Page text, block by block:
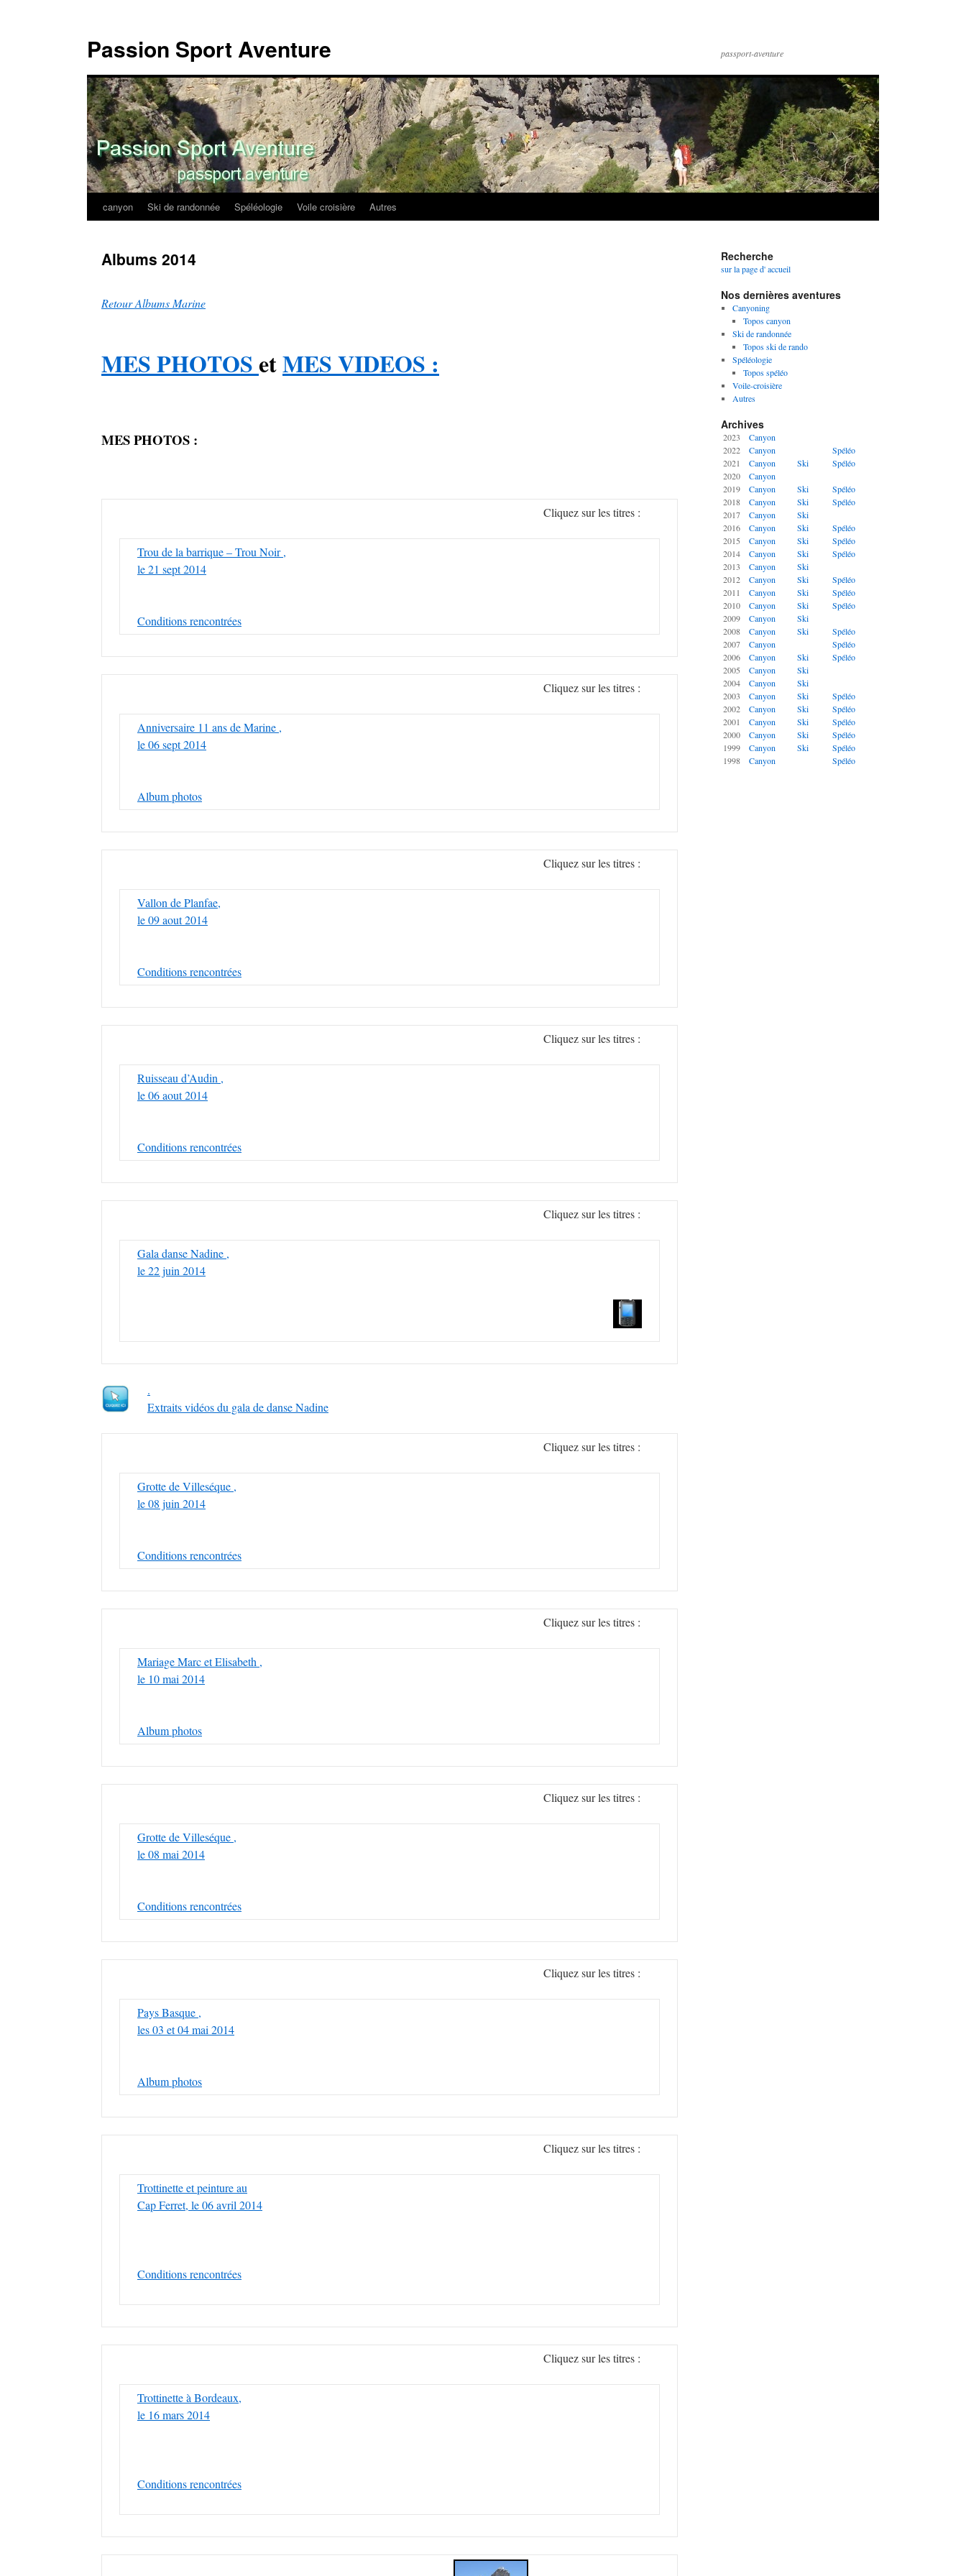
Passion Sport Aventure passport-aventure
Aller
contenu
canyon Ski de randonnée Spéléologie Voile croisière Autres
Albums 2014
Retour Albums Marine
MES PHOTOSetMES VIDEOS :
MES PHOTOS :
Cliquez sur les titres :
Trou de la barrique – Trou Noir ,
le 21 sept 2014
Conditions rencontrées
Cliquez sur les titres :
Anniversaire 11 ans de Marine ,
le 06 sept 2014
Album photos
Cliquez sur les titres :
Vallon de Planfae,
le 09 aout 2014
Conditions rencontrées
Cliquez sur les titres :
Ruisseau d’Audin ,
le 06 aout 2014
Conditions rencontrées
Cliquez sur les titres :
Gala danse Nadine ,
le 22 juin 2014
.
Extraits vidéos du gala de danse Nadine
Cliquez sur les titres :
Grotte de Villeséque ,
le 08 juin 2014
Conditions rencontrées
Cliquez sur les titres :
Mariage Marc et Elisabeth ,
le 10 mai 2014
Album photos
Cliquez sur les titres :
Grotte de Villeséque ,
le 08 mai 2014
Conditions rencontrées
Cliquez sur les titres :
Pays Basque ,
les 03 et 04 mai 2014
Album photos
Cliquez sur les titres :
Trottinette et peinture au
Cap Ferret, le 06 avril 2014
Conditions rencontrées
Cliquez sur les titres :
Trottinette à Bordeaux,
le 16 mars 2014
Conditions rencontrées
Recherche
sur la page d' accueil
Nos dernières aventures
Canyoning
Topos canyon
Ski de randonnée
Topos ski de rando
Spéléologie
Topos spéléo
Voile-croisière
Autres
Archives
2023
Canyon
2022
Canyon
Spéléo
2021
Canyon Ski
Spéléo
2020
Canyon
2019
Canyon Ski
Spéléo
2018
Canyon Ski
Spéléo
2017
Canyon
Ski
2016
Canyon Ski
Spéléo
2015
Canyon Ski
Spéléo
2014
Canyon Ski
Spéléo
2013
Canyon
Ski
2012
Canyon Ski
Spéléo
2011
Canyon Ski
Spéléo
2010
Canyon Ski
Spéléo
2009
Canyon
Ski
2008
Canyon Ski
Spéléo
2007
Canyon
Spéléo
2006
Canyon Ski
Spéléo
2005
Canyon
Ski
2004
Canyon
Ski
2003
Canyon Ski
Spéléo
2002
Canyon Ski
Spéléo
2001
Canyon Ski
Spéléo
2000
Canyon Ski
Spéléo
1999
Canyon Ski
Spéléo
1998
Canyon Spéléo